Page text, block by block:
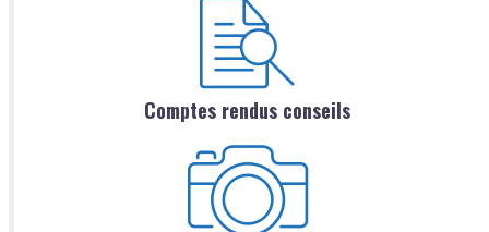
Comptes rendus conseils